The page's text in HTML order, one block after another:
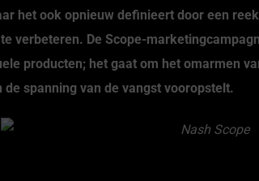
het ook opnieuw definieert door een
verbeteren. De Scope-
producten; het gaat om het omarmen
de spanning van de vangst vooropstelt.